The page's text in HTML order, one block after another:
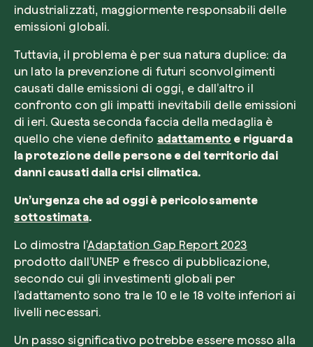
industrializzati, maggiormente responsabili delle
emissioni globali.
Tuttavia, il problema è per sua natura duplice: da
un lato la prevenzione di futuri sconvolgimenti
causati dalle emissioni di oggi, e dall’altro il
confronto con gli impatti inevitabili delle emissioni
di ieri. Questa seconda faccia della medaglia è
quello che viene definito adattamento e riguarda
la protezione delle persone e del territorio dai
danni causati dalla crisi climatica.
Un’urgenza che ad oggi è pericolosamente
sottostimata.
Lo dimostra l’Adaptation Gap Report 2023
prodotto dall’UNEP e fresco di pubblicazione,
secondo cui gli investimenti globali per
l’adattamento sono tra le 10 e le 18 volte inferiori ai
livelli necessari.
Un passo significativo potrebbe essere mosso alla